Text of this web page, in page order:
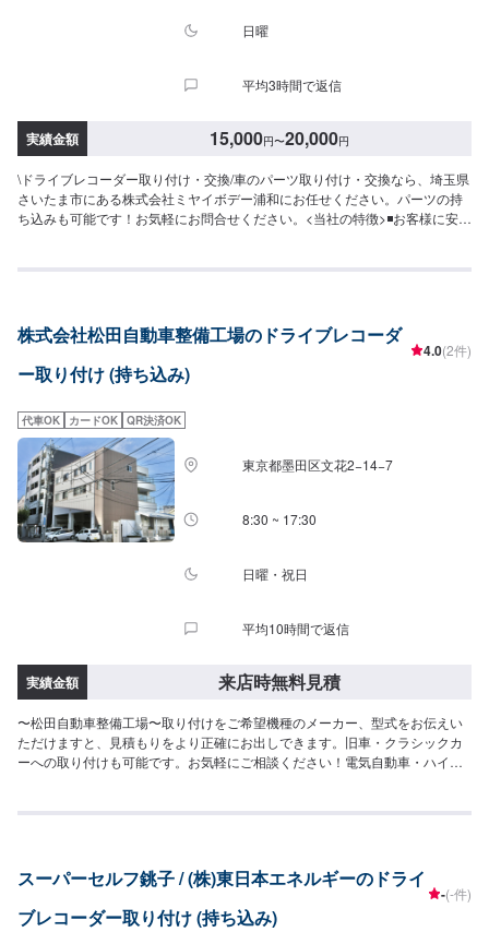
日曜
平均3時間で返信
実績金額 15,000円〜20,000円
\ドライブレコーダー取り付け・交換/車のパーツ取り付け・交換なら、埼玉県
さいたま市にある株式会社ミヤイボデー浦和にお任せください。パーツの持
ち込みも可能です！お気軽にお問合せください。<当社の特徴>◾お客様に安
うことなどは実務経験の長いスタッフが丁寧にわかりやすく説明いたします
【作業の流れ】【1】お問い合わせ【2】車の確認・お見積もりの作成【3】
車のお預かり【4】修理開始【5】修理終了・お支払い【6】アフターサポー
ト【代車について】作業中にお車が必要なお客様には、代車をお出しするこ
ただけ、ほぼすべてにETC、ナビが付いております。※代車の燃料代はお客様
にご負担いただいております。【定休日・営業時間】定休日：年中無休（大
型連休のみ休み）営業時間：9:00~18:00
株式会社松田自動車整備工場のドライブレコーダ
ー取り付け (持ち込み)
4.0(2件)
代車OK カードOK QR決済OK
東京都墨田区文花2−14−7
8:30 ~ 17:30
日曜・祝日
平均10時間で返信
実績金額 来店時無料見積
〜松田自動車整備工場〜取り付けをご希望機種のメーカー、型式をお伝えい
ただけますと、見積もりをより正確にお出しできます。旧車・クラシックカ
ーへの取り付けも可能です。お気軽にご相談ください！電気自動車・ハイブ
も併設！車検・修理・整備・自動車販売・定期点検・鈑金・全塗装・フレー
【代車について】代車の無料貸し出しサービスがございますので、ご希望の
方はお申し付けください。※燃料代はお客様負担となります。※状況により貸
出できかねる場合がございます。【パーツについて】パーツ持ち込み・販売
スーパーセルフ銚子 / (株)東日本エネルギーのドライ
ブレコーダー取り付け (持ち込み)
-(-件)